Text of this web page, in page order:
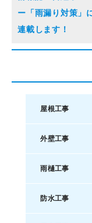
ー「雨漏り対策」
連載します！
屋根工事
外壁工事
雨樋工事
防水工事